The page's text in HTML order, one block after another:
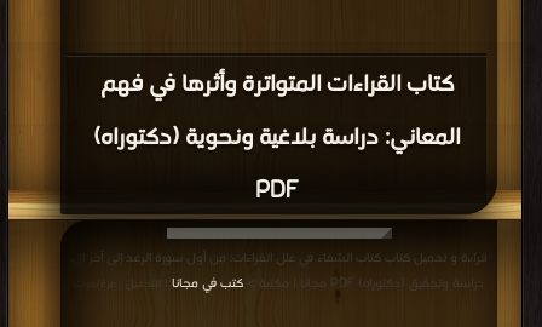
كتاب القراءات المتواترة وأثرها في فهم
المعاني: دراسة بلاغية ونحوية (دكتوراه)
PDF
قراءة و تحميل كتاب كتاب الشفاء في علل القراءات: من أول سورة الرعد إلى آخر ال،
دراسة وتحقيق (دكتوراه) PDF مجانا | مكتبة >
كتب في مجانا | التحميل : مرة/مرات